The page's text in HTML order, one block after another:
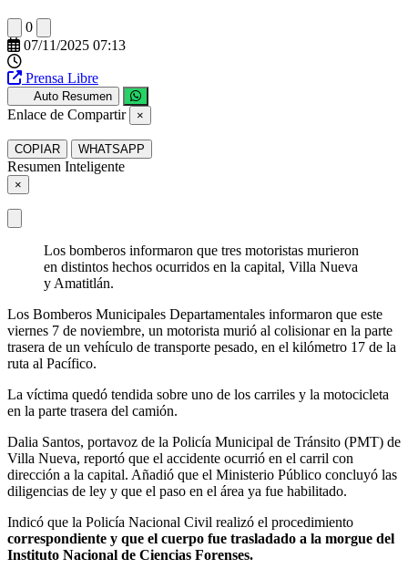
0
07/11/2025 07:13
Prensa Libre
Auto Resumen
Enlace de Compartir ×
COPIAR WHATSAPP
Resumen Inteligente
×
Los bomberos informaron que tres motoristas murieron
en distintos hechos ocurridos en la capital, Villa Nueva
y Amatitlán.
Los Bomberos Municipales Departamentales informaron que este
viernes 7 de noviembre, un motorista murió al colisionar en la parte
trasera de un vehículo de transporte pesado, en el kilómetro 17 de la
ruta al Pacífico.
La víctima quedó tendida sobre uno de los carriles y la motocicleta
en la parte trasera del camión.
Dalia Santos, portavoz de la Policía Municipal de Tránsito (PMT) de
Villa Nueva, reportó que el accidente ocurrió en el carril con
dirección a la capital. Añadió que el Ministerio Público concluyó las
diligencias de ley y que el paso en el área ya fue habilitado.
Indicó que la Policía Nacional Civil realizó el procedimiento
correspondiente y que el cuerpo fue trasladado a la morgue del
Instituto Nacional de Ciencias Forenses.